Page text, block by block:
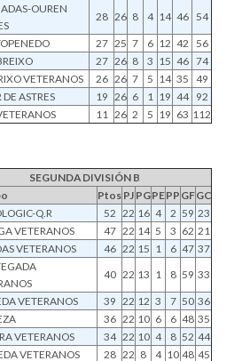
OUREN
28 26 8 4 14 46
54
27 25 7 6 12 42
56
27 26 8 3 15 46 74
VETERANOS 26 26 7 5 14 35 49
DE ASTRES 19 26 6 1 19 44
92
11 26 2 5 19 63 112
SEGUNDA DIVISIÓN B
Ptos PJ PGPEPP GFGC
Q.R 52 22 16 4 2 59 23
VETERANOS 47 22 14 5 3 62 21
VETERANOS 46 22 15 1 6 47 37
40 22 13 1 8 59 33
VETERANOS 39 22 12 3 7 50 36
36 22 10 6 6 48 35
VETERANOS 34 22 10 4 8 52 44
VETERANOS 28 22 8 4 10 48 45